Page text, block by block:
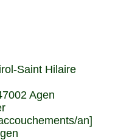
Saint Hilaire
Agen
an]